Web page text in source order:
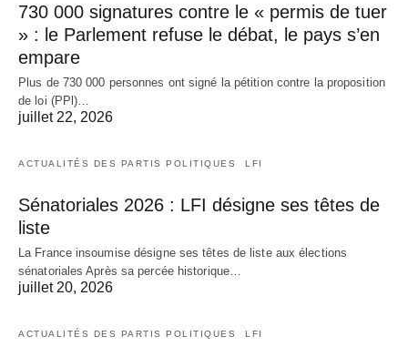
730 000 signatures contre le « permis de tuer
» : le Parlement refuse le débat, le pays s’en
empare
Plus de 730 000 personnes ont signé la pétition contre la proposition
de loi (PPl)…
juillet 22, 2026
ACTUALITÉS DES PARTIS POLITIQUES LFI
Sénatoriales 2026 : LFI désigne ses têtes de
liste
La France insoumise désigne ses têtes de liste aux élections
sénatoriales Après sa percée historique…
juillet 20, 2026
ACTUALITÉS DES PARTIS POLITIQUES LFI